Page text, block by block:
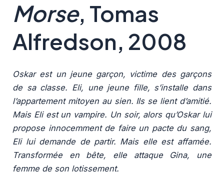
Morse, Tomas
Alfredson, 2008
Oskar est un jeune garçon, victime des garçons
de sa classe. Eli, une jeune fille, s’installe dans
l’appartement mitoyen au sien. Ils se lient d’amitié.
Mais Eli est un vampire. Un soir, alors qu’Oskar lui
propose innocemment de faire un pacte du sang,
Eli lui demande de partir. Mais elle est affamée.
Transformée en bête, elle attaque Gina, une
femme de son lotissement.